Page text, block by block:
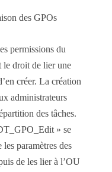
des GPOs
permissions du
le droit de lier une
créer. La création
administrateurs
des tâches.
» se
paramètres des
de les lier à l’OU